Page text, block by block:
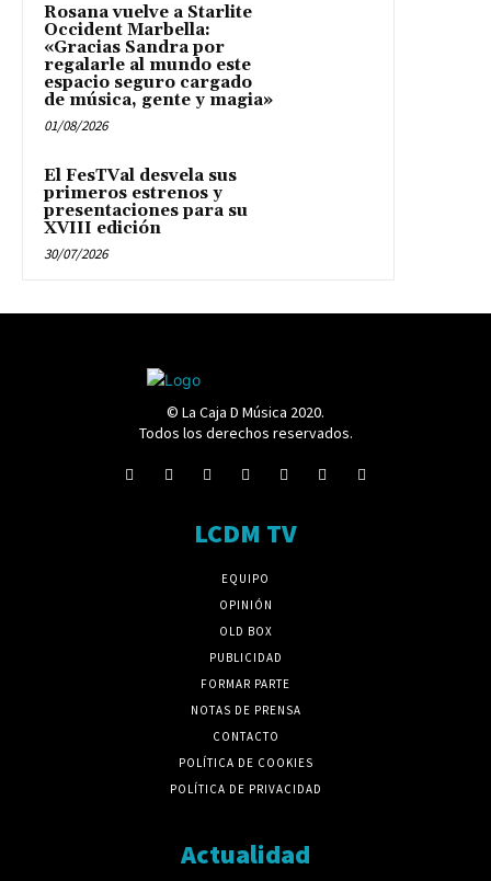
Rosana vuelve a Starlite
Occident Marbella:
«Gracias Sandra por
regalarle al mundo este
espacio seguro cargado
de música, gente y magia»
01/08/2026
El FesTVal desvela sus
primeros estrenos y
presentaciones para su
XVIII edición
30/07/2026
© La Caja D Música 2020.
Todos los derechos reservados.
LCDM TV
EQUIPO
OPINIÓN
OLD BOX
PUBLICIDAD
FORMAR PARTE
NOTAS DE PRENSA
CONTACTO
POLÍTICA DE COOKIES
POLÍTICA DE PRIVACIDAD
Actualidad